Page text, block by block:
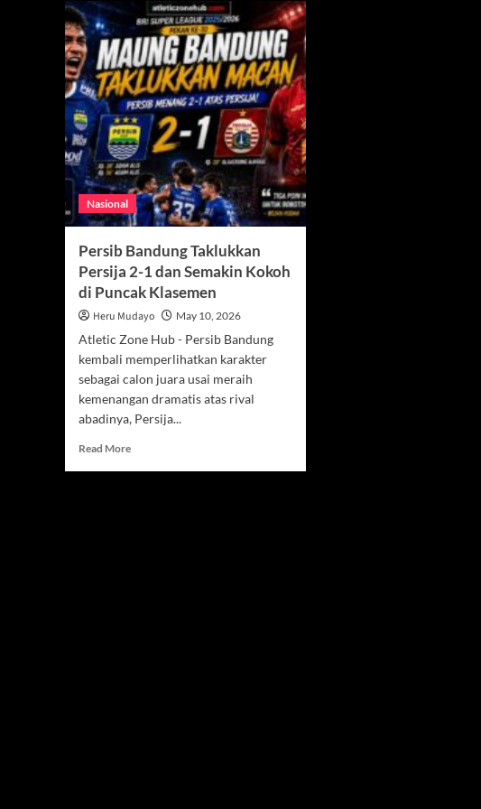
Nasional
Persib Bandung Taklukkan
Persija 2-1 dan Semakin Kokoh
di Puncak Klasemen
Heru Mudayo May 10, 2026
Atletic Zone Hub - Persib Bandung
kembali memperlihatkan karakter
sebagai calon juara usai meraih
kemenangan dramatis atas rival
abadinya, Persija...
Read MoreRead